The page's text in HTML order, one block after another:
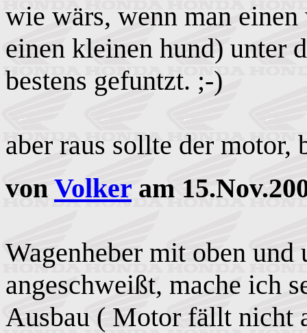
wie wärs, wenn man einen
einen kleinen hund) unter
bestens gefuntzt. ;-)
aber raus sollte der motor,
von Volker am
Wagenheber mit oben
angeschweißt, mache ich
Ausbau ( Motor fällt nicht